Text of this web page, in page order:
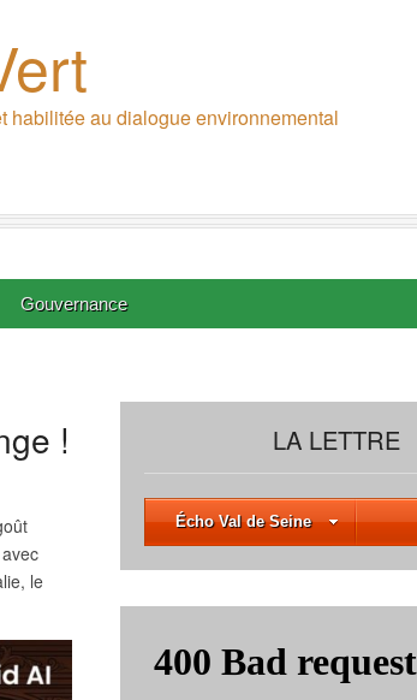
habilitée au dialogue environnemental
Gouvernance
!
le
LA LETTRE
Écho Val de Seine